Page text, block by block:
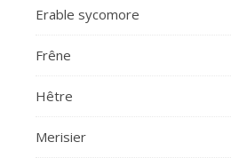
Erable sycomore
Frêne
Hêtre
Merisier